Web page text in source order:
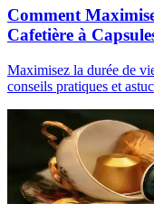
Comment
Cafetière à
Maximisez la durée de
conseils pratiques et